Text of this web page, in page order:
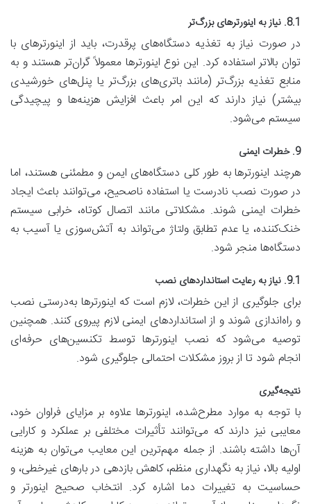
8.1. نیاز به اینورترهای بزرگ‌تر
در صورت نیاز به تغذیه دستگاه‌های پرقدرت، باید از اینورترهای با
توان بالاتر استفاده کرد. این نوع اینورترها معمولاً گران‌تر هستند و به
منابع تغذیه بزرگ‌تر (مانند باتری‌های بزرگ‌تر یا پنل‌های خورشیدی
بیشتر) نیاز دارند که این امر باعث افزایش هزینه‌ها و پیچیدگی
سیستم می‌شود.
9. خطرات ایمنی
هرچند اینورترها به طور کلی دستگاه‌های ایمن و مطمئنی هستند، اما
در صورت نصب نادرست یا استفاده ناصحیح، می‌توانند باعث ایجاد
خطرات ایمنی شوند. مشکلاتی مانند اتصال کوتاه، خرابی سیستم
خنک‌کننده، یا عدم تطابق ولتاژ می‌تواند به آتش‌سوزی یا آسیب به
دستگاه‌ها منجر شود.
9.1. نیاز به رعایت استانداردهای نصب
برای جلوگیری از این خطرات، لازم است که اینورترها به‌درستی نصب
و راه‌اندازی شوند و از استانداردهای ایمنی لازم پیروی کنند. همچنین
توصیه می‌شود که نصب اینورترها توسط تکنسین‌های حرفه‌ای
انجام شود تا از بروز مشکلات احتمالی جلوگیری شود.
نتیجه‌گیری
با توجه به موارد مطرح‌شده، اینورترها علاوه بر مزایای فراوان خود،
معایبی نیز دارند که می‌توانند تأثیرات مختلفی بر عملکرد و کارایی
آن‌ها داشته باشند. از جمله مهم‌ترین این معایب می‌توان به هزینه
اولیه بالا، نیاز به نگهداری منظم، کاهش بازدهی در بارهای غیرخطی، و
حساسیت به تغییرات دما اشاره کرد. انتخاب صحیح اینورتر و